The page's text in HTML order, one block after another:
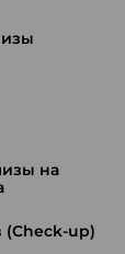
на
(Check-up)